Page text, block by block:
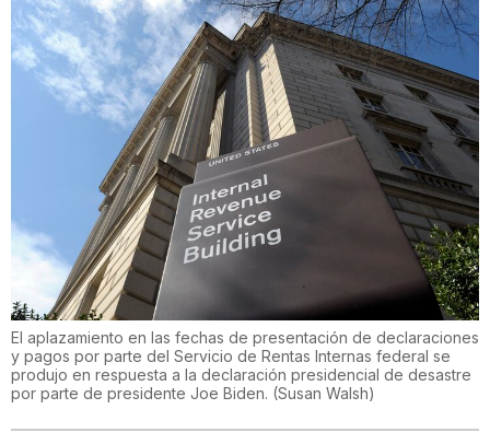
El aplazamiento en las fechas de presentación de declaraciones
y pagos por parte del Servicio de Rentas Internas federal se
produjo en respuesta a la declaración presidencial de desastre
por parte de presidente Joe Biden. (Susan Walsh)